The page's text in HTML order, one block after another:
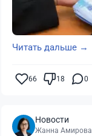
Читать дальше →
66 18 0
Новости
Жанна Амирова